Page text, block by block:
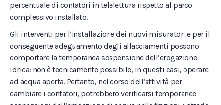
percentuale di contatori in telelettura rispetto al parco
complessivo installato.
Gli interventi per l’installazione dei nuovi misuratori e per il
conseguente adeguamento degli allacciamenti possono
comportare la temporanea sospensione dell’erogazione
idrica: non è tecnicamente possibile, in questi casi, operare
ad acqua aperta. Pertanto, nel corso dell’attività per
cambiare i contatori, potrebbero verificarsi temporanee